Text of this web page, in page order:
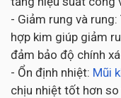
- Giảm rung và
hợp kim giúp giảm
đảm bảo độ chính
- Ổn định nhiệt: Mũi
chịu nhiệt tốt hơn